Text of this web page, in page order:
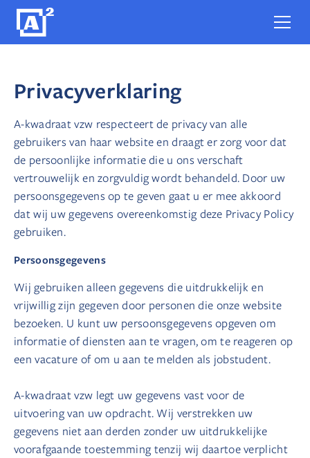
Privacyverklaring
A-kwadraat vzw respecteert de privacy van alle
gebruikers van haar website en draagt er zorg voor dat
de persoonlijke informatie die u ons verschaft
vertrouwelijk en zorgvuldig wordt behandeld. Door uw
persoonsgegevens op te geven gaat u er mee akkoord
dat wij uw gegevens overeenkomstig deze Privacy Policy
gebruiken.
Persoonsgegevens
Wij gebruiken alleen gegevens die uitdrukkelijk en
vrijwillig zijn gegeven door personen die onze website
bezoeken. U kunt uw persoonsgegevens opgeven om
informatie of diensten aan te vragen, om te reageren op
een vacature of om u aan te melden als jobstudent.
A-kwadraat vzw legt uw gegevens vast voor de
uitvoering van uw opdracht. Wij verstrekken uw
gegevens niet aan derden zonder uw uitdrukkelijke
voorafgaande toestemming tenzij wij daartoe verplicht